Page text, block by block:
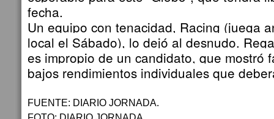
fecha.
Un equipo con tenacidad, Racing (juega
local el Sábado), lo dejó al desnudo.
es impropio de un candidato, que mostró
bajos rendimientos individuales que
FUENTE: DIARIO JORNADA.